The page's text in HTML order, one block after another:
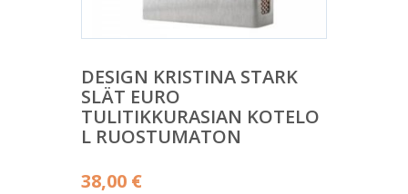
DESIGN KRISTINA STARK
SLÄT EURO
TULITIKKURASIAN KOTELO
L RUOSTUMATON
38,00 €